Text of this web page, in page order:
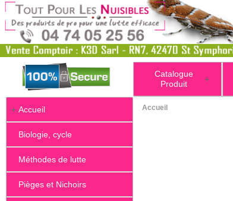
+
Catalogue
Produit
+ Accueil
Biologie, cycle
Méthodes de lutte
Pièges et Nichoirs
Accueil